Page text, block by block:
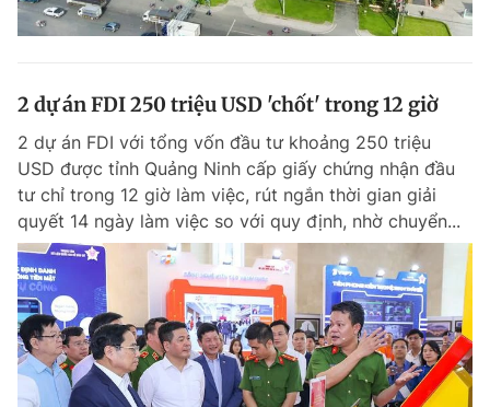
2 dự án FDI 250 triệu USD 'chốt' trong 12 giờ
2 dự án FDI với tổng vốn đầu tư khoảng 250 triệu
USD được tỉnh Quảng Ninh cấp giấy chứng nhận đầu
tư chỉ trong 12 giờ làm việc, rút ngắn thời gian giải
quyết 14 ngày làm việc so với quy định, nhờ chuyển...